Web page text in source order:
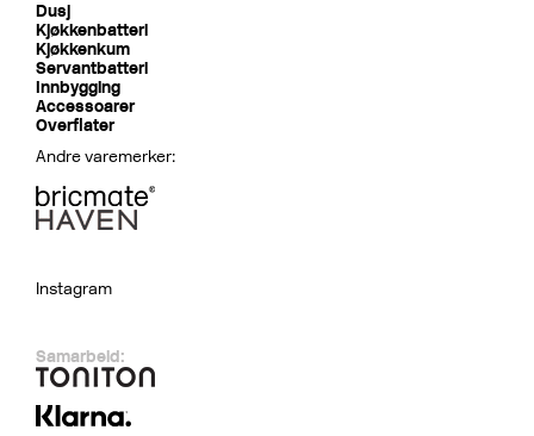
Dusj
Kjøkkenbatteri
Kjøkkenkum
Servantbatteri
Innbygging
Accessoarer
Overflater
Andre varemerker:
Samarbeid:
Instagram